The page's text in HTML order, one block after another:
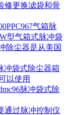
修更换滤袋和骨
气箱脉
型气箱式脉冲袋
除尘器是从美国
冲袋式除尘器箱
以使用
脉冲袋式除
通过脉冲控制仪